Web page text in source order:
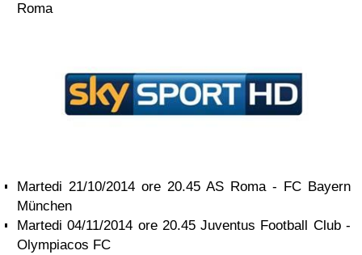
Roma
Martedi 21/10/2014 ore 20.45 AS Roma - FC Bayern
München
Martedi 04/11/2014 ore 20.45 Juventus Football Club -
Olympiacos FC